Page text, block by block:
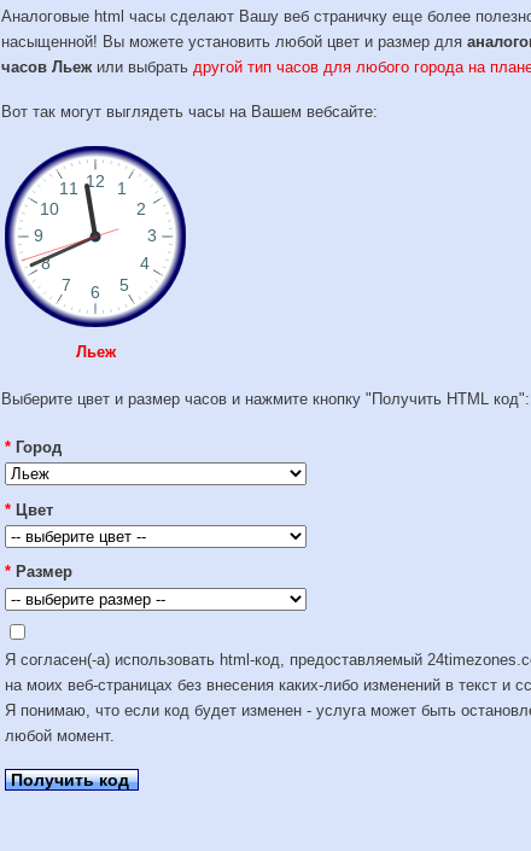
Аналоговые html часы сделают Вашу веб страничку еще более
насыщенной! Вы можете установить любой цвет и размер для
часов Льеж или выбратьдругой тип часов для любого города на
Вот так могут выглядеть часы на Вашем вебсайте:
Льеж
Выберите цвет и размер часов и нажмите кнопку "Получить HTML код":
* Город
* Цвет
* Размер
Я согласен(-а) использовать html-код, предоставляемый
на моих веб-страницах без внесения каких-либо изменений в текст и
Я понимаю, что если код будет изменен - услуга может быть
любой момент.
Получить код